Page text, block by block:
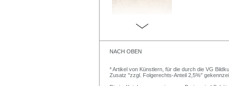
NACH OBEN
* Artikel von Künstlern, für die durch die VG
Zusatz "zzgl. Folgerechts-Anteil 2,5%"